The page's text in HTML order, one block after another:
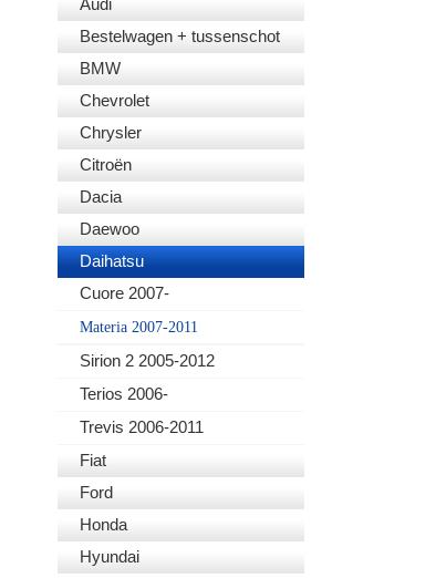
Audi
Bestelwagen + tussenschot
BMW
Chevrolet
Chrysler
Citroën
Dacia
Daewoo
Daihatsu
Cuore 2007-
Materia 2007-2011
Sirion 2 2005-2012
Terios 2006-
Trevis 2006-2011
Fiat
Ford
Honda
Hyundai